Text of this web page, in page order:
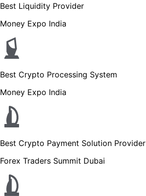
Best Liquidity Provider
Money Expo India
Best Crypto Processing System
Money Expo India
Best Crypto Payment Solution Provider
Forex Traders Summit Dubai